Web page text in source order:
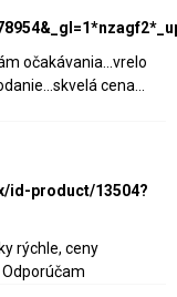
očakávania...vrelo
cena...
id-product/13504?
rýchle, ceny